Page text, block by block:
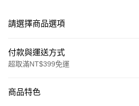
請選擇商品選項
付款與運送方式
超取滿NT$399免運
信用卡一次付款
商品特色